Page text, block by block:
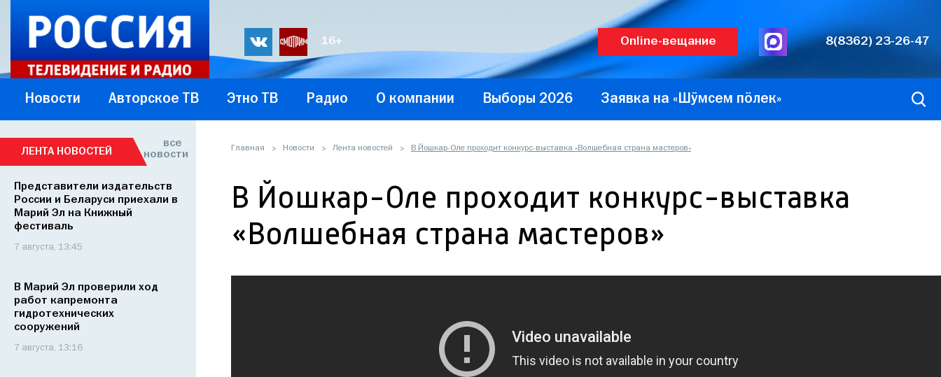
16+ Online-вещание 8(8362) 23-26-47
Новости Авторское ТВ Этно ТВ Радио О компании Выборы 2026 Заявка на «Шӱмсем пӧлек»
Главная Новости Лента новостей В Йошкар-Оле проходит конкурс-выставка «Волшебная страна мастеров»
В Йошкар-Оле проходит конкурс-выставка
«Волшебная страна мастеров»
ЛЕНТА НОВОСТЕЙ
все
новости
Представители издательств
России и Беларуси приехали в
Марий Эл на Книжный
фестиваль
7 августа, 13:45
В Марий Эл проверили ход
работ капремонта
гидротехнических
сооружений
7 августа, 13:16